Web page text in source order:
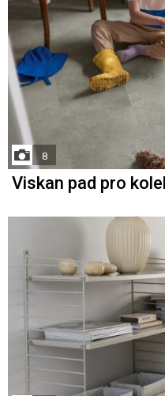
8
Viskan pad pro